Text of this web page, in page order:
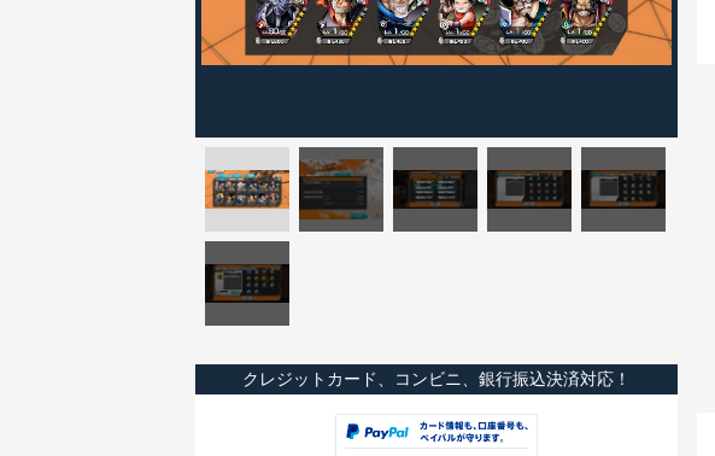
クレジットカード、コンビニ、銀行振込決済対応！